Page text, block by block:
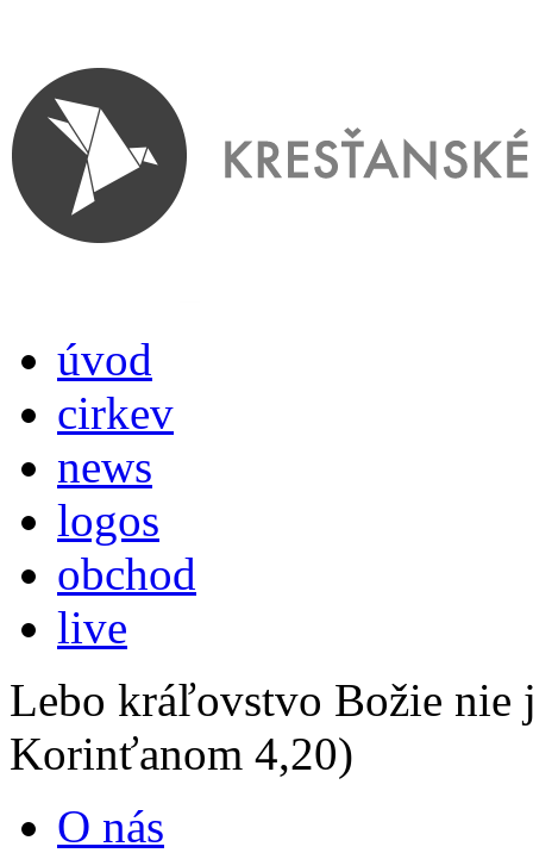
úvod
cirkev
news
logos
obchod
live
Lebo kráľovstvo Božie
Korinťanom 4,20)
O nás